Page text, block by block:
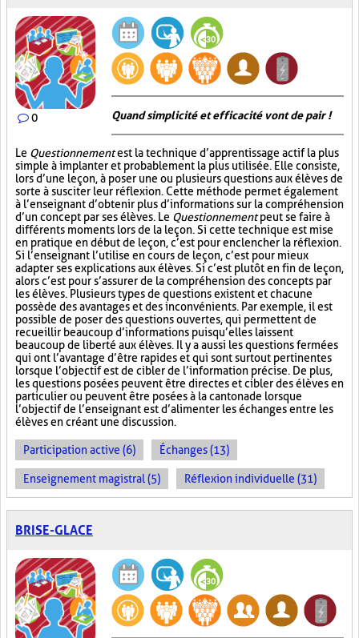
0 Quand simplicité et efficacité vont de pair !
Le Questionnementest la technique d’apprentissage actif la plus
simple à implanter et probablement la plus utilisée. Elle consiste,
lors d’une leçon, à poser une ou plusieurs questions aux élèves de
sorte à susciter leur réflexion. Cette méthode permet également
à l’enseignant d’obtenir plus d’informations sur la compréhension
d’un concept par ses élèves. Le Questionnementpeut se faire à
différents moments lors de la leçon. Si cette technique est mise
en pratique en début de leçon, c’est pour enclencher la réflexion.
Si l’enseignant l’utilise en cours de leçon, c’est pour mieux
adapter ses explications aux élèves. Si c’est plutôt en fin de leçon,
alors c’est pour s’assurer de la compréhension des concepts par
les élèves. Plusieurs types de questions existent et chacune
possède des avantages et des inconvénients. Par exemple, il est
possible de poser des questions ouvertes, qui permettent de
recueillir beaucoup d’informations puisqu’elles laissent
beaucoup de liberté aux élèves. Il y a aussi les questions fermées
qui ont l’avantage d’être rapides et qui sont surtout pertinentes
lorsque l’objectif est de cibler de l’information précise. De plus,
les questions posées peuvent être directes et cibler des élèves en
particulier ou peuvent être posées à la cantonade lorsque
l’objectif de l’enseignant est d’alimenter les échanges entre les
élèves en créant une discussion.
Participation active (6) Échanges (13)
Enseignement magistral (5) Réflexion individuelle (31)
BRISE-GLACE